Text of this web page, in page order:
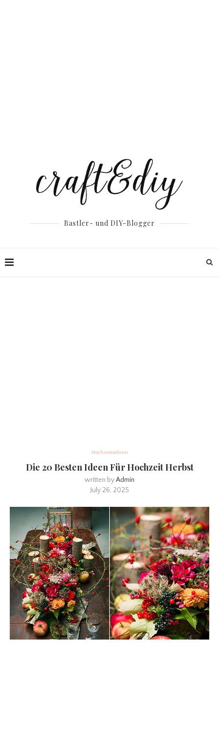
Bastler- und DIY-Blogger
Hochzeitsideen
Die 20 Besten Ideen Für Hochzeit Herbst
written byAdmin
July 26, 2025